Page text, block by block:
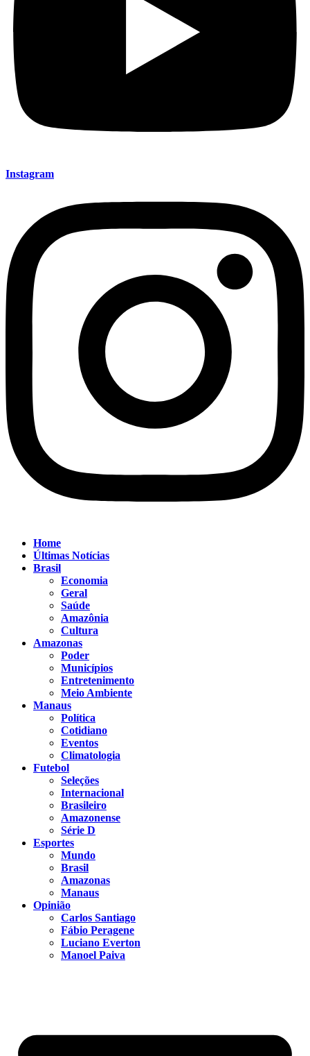
Instagram
Home
Últimas Notícias
Brasil
Economia
Geral
Saúde
Amazônia
Cultura
Amazonas
Poder
Municípios
Entretenimento
Meio Ambiente
Manaus
Política
Cotidiano
Eventos
Climatologia
Futebol
Seleções
Internacional
Brasileiro
Amazonense
Série D
Esportes
Mundo
Brasil
Amazonas
Manaus
Opinião
Carlos Santiago
Fábio Peragene
Luciano Everton
Manoel Paiva